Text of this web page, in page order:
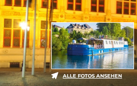
ALLE FOTOS ANSEHEN